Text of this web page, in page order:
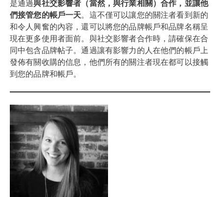
是通過與社交影響者（當然，與行業相關）合作，並讓他
們接管您的帳戶一天。這不僅可以讓您的關注者看到新的
和令人興奮的內容，還可以將您的品牌帳戶和品牌名稱呈
現在更多使用者面前。與社交影響者合作時，請確保在合
同中包含品牌帖子。通過讓有影響力的人在他們的帳戶上
發佈有關收購的信息，他們所有的關注者現在都可以接觸
到您的品牌和帳戶。